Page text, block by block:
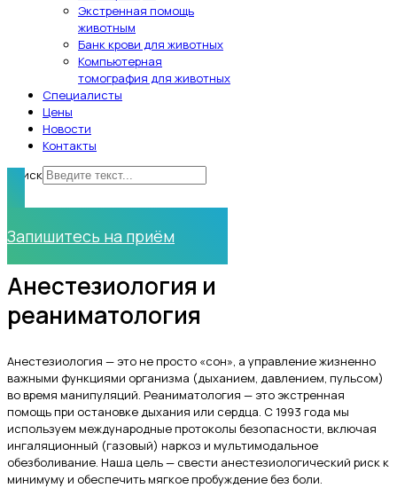
Экстренная помощь
животным
Банк крови для животных
Компьютерная
томография для животных
Специалисты
Цены
Новости
Контакты
Поиск
Запишитесь на приём
Анестезиология и
реаниматология
Анестезиология — это не просто «сон», а управление жизненно
важными функциями организма (дыханием, давлением, пульсом)
во время манипуляций. Реаниматология — это экстренная
помощь при остановке дыхания или сердца. С 1993 года мы
используем международные протоколы безопасности, включая
ингаляционный (газовый) наркоз и мультимодальное
обезболивание. Наша цель — свести анестезиологический риск к
минимуму и обеспечить мягкое пробуждение без боли.